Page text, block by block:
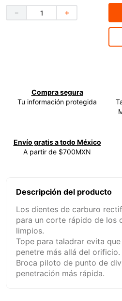
＋
－
Compra segura
Tu información protegida
Envío gratis a todo México
A partir de $700MXN
Descripción del producto
Los dientes de carburo
para un corte rápido de los
limpios.
Tope para taladrar evita
penetre más allá del orificio.
Broca piloto de punto de
penetración más rápida.